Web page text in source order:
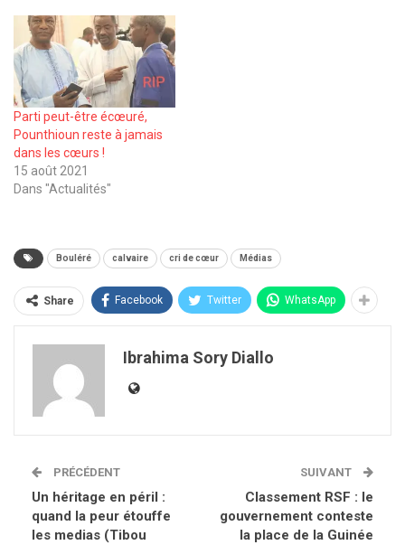
Parti peut-être écœuré,
Pounthioun reste à jamais
dans les cœurs !
15 août 2021
Dans "Actualités"
Bouléré calvaire cri de cœur Médias
Share Facebook Twitter WhatsApp
Ibrahima Sory Diallo
PRÉCÉDENT
Un héritage en péril :
quand la peur étouffe
les medias (Tibou
SUIVANT
Classement RSF : le
gouvernement conteste
la place de la Guinée